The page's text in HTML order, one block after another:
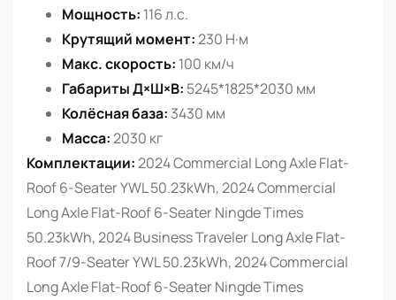
Мощность: 116 л.с.
Крутящий момент:230 Н·м
Макс. скорость: 100 км/ч
Габариты Д×Ш×В: 5245*1825*2030 мм
Колёсная база: 3430 мм
Масса:2030 кг
Комплектации:2024 Commercial Long Axle Flat-
Roof 6-Seater YWL 50.23kWh, 2024 Commercial
Long Axle Flat-Roof 6-Seater Ningde Times
50.23kWh, 2024 Business Traveler Long Axle Flat-
Roof 7/9-Seater YWL 50.23kWh, 2024 Commercial
Long Axle Flat-Roof 6-Seater Ningde Times